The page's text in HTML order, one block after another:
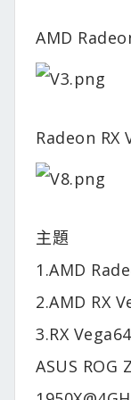
AMD
Radeon RX
主題
1.AMD
2.AMD RX
3.RX
ASUS ROG